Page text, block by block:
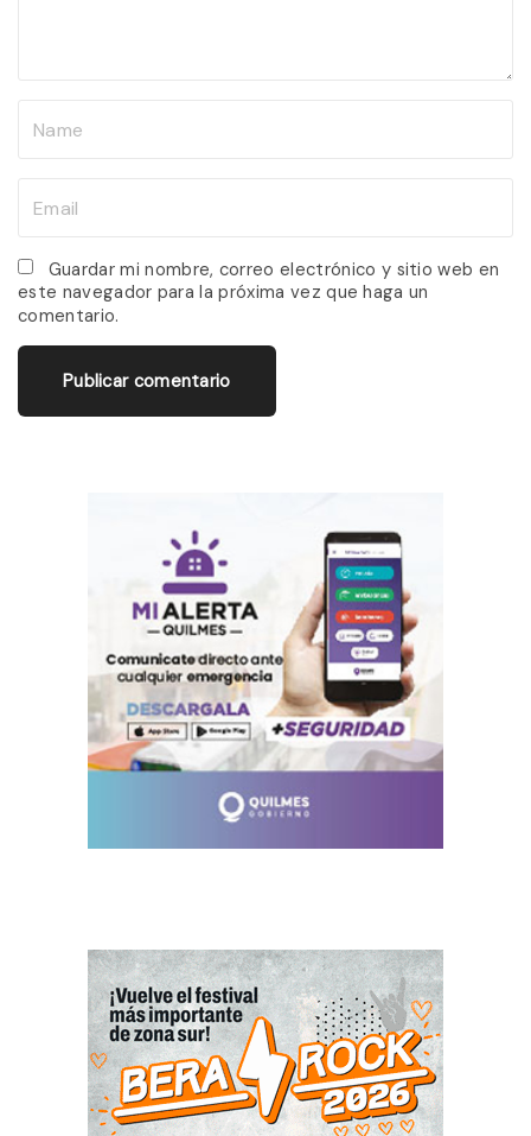
*
a
i
l
Guardar mi nombre, correo electrónico y sitio web en
este navegador para la próxima vez que haga un
comentario.